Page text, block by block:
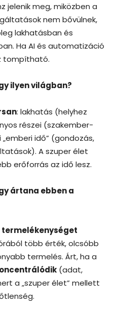
jelenik meg, miközben a
nem bővülnek,
lakhatásban és
Ha AI és automatizáció
tompítható.
ilyen világban?
: lakhatás (helyhez
részei (szakember-
idő” (gondozás,
A szuper élet
erőforrás az idő lesz.
ártana ebben a
termelékenységet
több érték, olcsóbb
termelés. Árt, ha a
(adat,
a „szuper élet” mellett